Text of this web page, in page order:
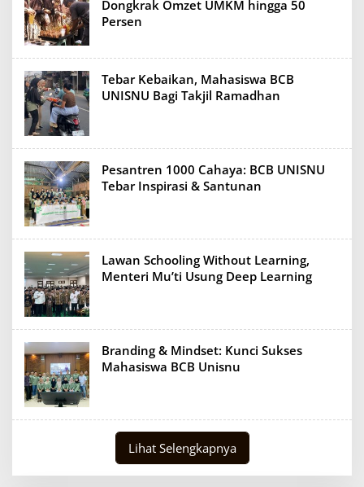
Dongkrak Omzet UMKM hingga 50
Persen
Tebar Kebaikan, Mahasiswa BCB
UNISNU Bagi Takjil Ramadhan
Pesantren 1000 Cahaya: BCB UNISNU
Tebar Inspirasi & Santunan
Lawan Schooling Without Learning,
Menteri Mu’ti Usung Deep Learning
Branding & Mindset: Kunci Sukses
Mahasiswa BCB Unisnu
Lihat Selengkapnya